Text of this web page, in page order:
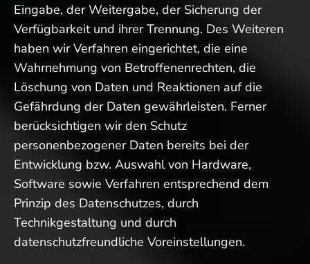
Eingabe, der Weitergabe, der Sicherung der
Verfügbarkeit und ihrer Trennung. Des Weiteren
haben wir Verfahren eingerichtet, die eine
Wahrnehmung von Betroffenenrechten, die
Löschung von Daten und Reaktionen auf die
Gefährdung der Daten gewährleisten. Ferner
berücksichtigen wir den Schutz
personenbezogener Daten bereits bei der
Entwicklung bzw. Auswahl von Hardware,
Software sowie Verfahren entsprechend dem
Prinzip des Datenschutzes, durch
Technikgestaltung und durch
datenschutzfreundliche Voreinstellungen.